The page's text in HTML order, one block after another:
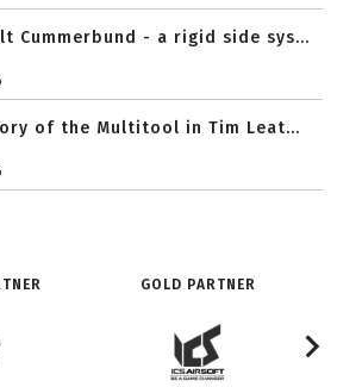
Cummerbund - a rigid side sys...
of the Multitool in Tim Leat...
GOLD PARTNER